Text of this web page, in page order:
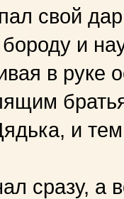
свой
и
в руке
и
сразу, а